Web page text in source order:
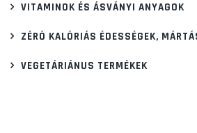
VITAMINOK ÉS ÁSVÁNYI ANYAGOK
ZÉRÓ KALÓRIÁS ÉDESSÉGEK,
VEGETÁRIÁNUS TERMÉKEK